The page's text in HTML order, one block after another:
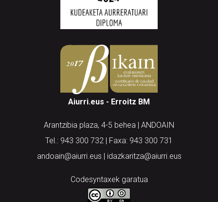
Aiurri.eus - Erroitz BM
Arantzibia plaza, 4-5 behea | ANDOAIN
Tel.: 943 300 732 | Faxa: 943 300 731
andoain@aiurri.eus | idazkaritza@aiurri.eus
Codesyntaxek garatua